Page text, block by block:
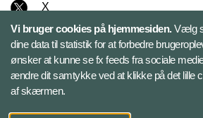
X
Instagram
Bluesky
LinkedIn
Vi bruger cookies på hjemmesiden.Vælg
dine data til statistik for at forbedre
ønsker at kunne se fx feeds fra sociale
ændre dit samtykke ved at klikke på det lille
af skærmen.